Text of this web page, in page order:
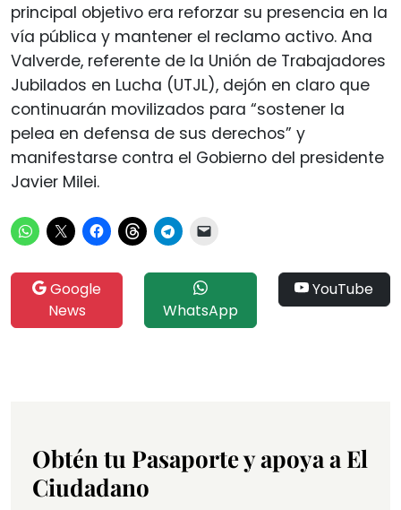
principal objetivo era reforzar su presencia en la
vía pública y mantener el reclamo activo. Ana
Valverde, referente de la Unión de Trabajadores
Jubilados en Lucha (UTJL), dejón en claro que
continuarán movilizados para “sostener la
pelea en defensa de sus derechos” y
manifestarse contra el Gobierno del presidente
Javier Milei.
Google
News
WhatsApp
YouTube
Obtén tu Pasaporte y apoya a El
Ciudadano